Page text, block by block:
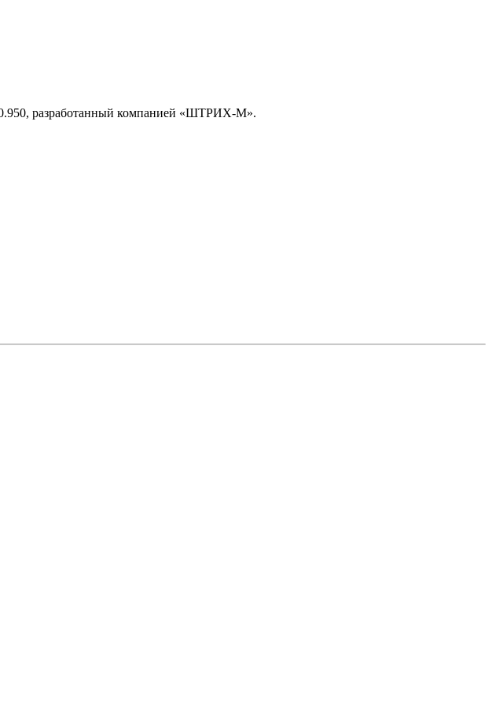
разработанный компанией «ШТРИХ-М».